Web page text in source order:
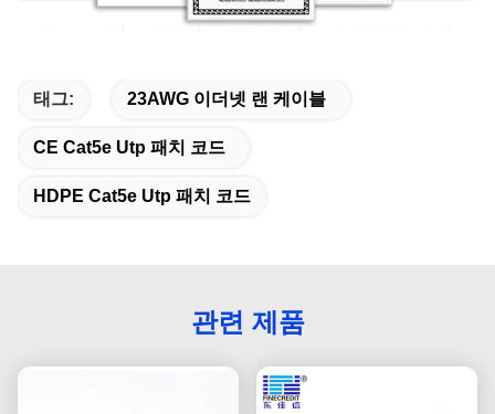
태그: 23AWG 이더넷 랜 케이블
CE Cat5e Utp 패치 코드
HDPE Cat5e Utp 패치 코드
관련 제품